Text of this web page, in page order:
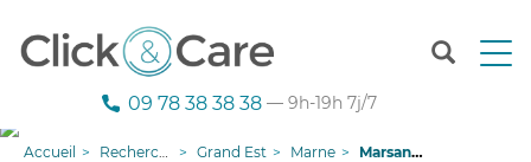
T
09 78 38 38 38 — 9h-19h 7j/7
Accueil Recherche aide à domicile Grand Est Marne Marsangis